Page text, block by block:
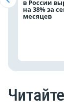
в России
на 38% за
месяцев